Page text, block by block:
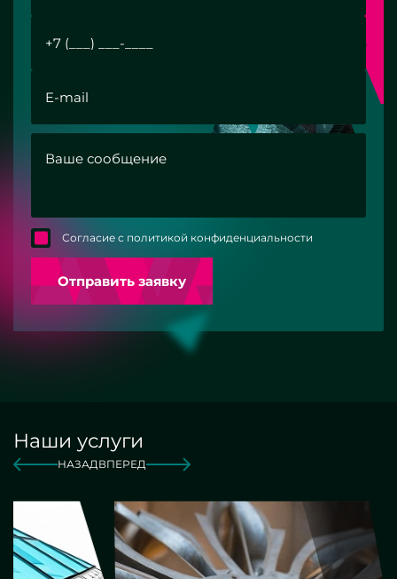
Согласие с политикой конфиденциальности
Отправить заявку
Наши услуги
НАЗАДВПЕРЕД